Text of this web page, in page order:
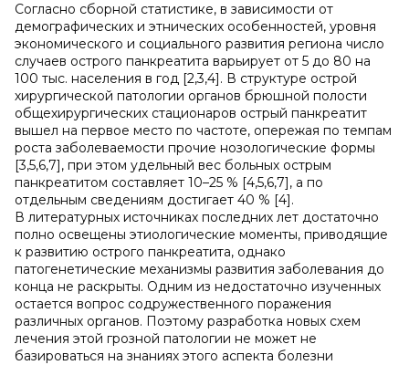
Согласно сборной статистике, в зависимости от
демографических и этнических особенностей, уровня
экономического и социального развития региона число
случаев острого панкреатита варьирует от 5 до 80 на
100 тыс. населения в год [2,3,4]. В структуре острой
хирургической патологии органов брюшной полости
общехирургических стационаров острый панкреатит
вышел на первое место по частоте, опережая по темпам
роста заболеваемости прочие нозологические формы
[3,5,6,7], при этом удельный вес больных острым
панкреатитом составляет 10–25 % [4,5,6,7], а по
отдельным сведениям достигает 40 % [4].
В литературных источниках последних лет достаточно
полно освещены этиологические моменты, приводящие
к развитию острого панкреатита, однако
патогенетические механизмы развития заболевания до
конца не раскрыты. Одним из недостаточно изученных
остается вопрос содружественного поражения
различных органов. Поэтому разработка новых схем
лечения этой грозной патологии не может не
базироваться на знаниях этого аспекта болезни